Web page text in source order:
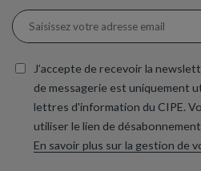
J’accepte de recevoir la
de messagerie est uniquement
lettres d'information du CIPE.
utiliser le lien de
En savoir plus sur la gestion de